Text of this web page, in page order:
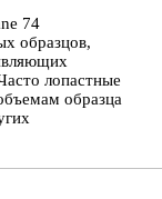
74
образцов,
лопастные
образца